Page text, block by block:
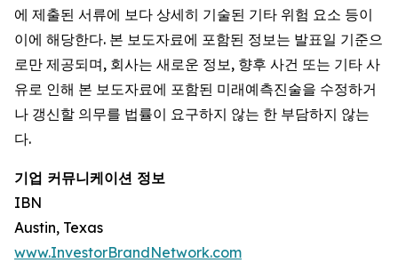
에 제출된 서류에 보다 상세히 기술된 기타 위험 요소 등이
이에 해당한다. 본 보도자료에 포함된 정보는 발표일 기준으
로만 제공되며, 회사는 새로운 정보, 향후 사건 또는 기타 사
유로 인해 본 보도자료에 포함된 미래예측진술을 수정하거
나 갱신할 의무를 법률이 요구하지 않는 한 부담하지 않는
다.
기업 커뮤니케이션 정보
IBN
Austin, Texas
www.InvestorBrandNetwork.com